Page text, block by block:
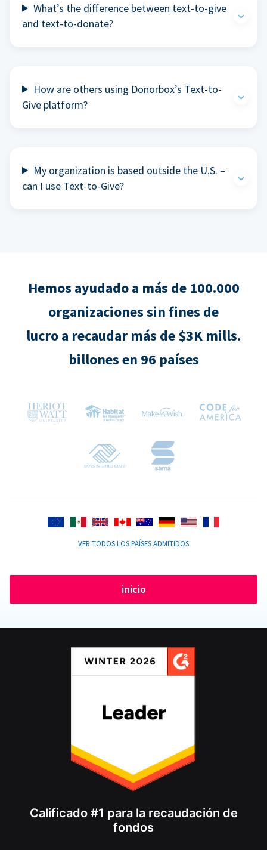
What’s the difference between text-to-give
and text-to-donate?
How are others using Donorbox’s Text-to-
Give platform?
My organization is based outside the U.S. –
can I use Text-to-Give?
Hemos ayudado a más de 100.000
organizaciones sin fines de
lucro a recaudar más de $3K mills.
billones en 96 países
VER TODOS LOS PAÍSES ADMITIDOS
inicio
Calificado #1 para la recaudación de
fondos